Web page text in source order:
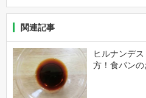
関連記事
ヒルナンデ
方！食パンの